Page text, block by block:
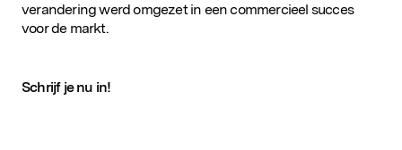
verandering werd omgezet in een commercieel succes
voor de markt.
Schrijf je nu in!